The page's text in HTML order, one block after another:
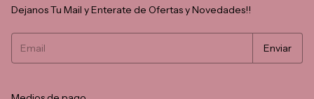
Dejanos Tu Mail y Enterate de Ofertas y Novedades!!